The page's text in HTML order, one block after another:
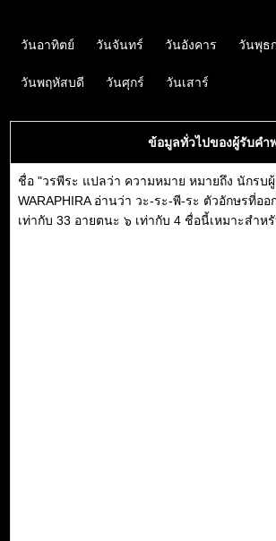
วันอาทิตย์ วันจันทร์ วันอังคาร วันพุธ
วันพฤหัสบดี วันศุกร์ วันเสาร์
ข้อมูลทั่วไปของผู้รับคำ
ชื่อ "วรพีระ แปลว่า ความหมาย หมายถึง นักรบ
WARAPHIRA อ่านว่า วะ-ระ-พี-ระ ตัวอักษรที่อ
เท่ากับ 33 อายตนะ ๖ เท่ากับ 4 ชื่อนี้เหมาะสำห